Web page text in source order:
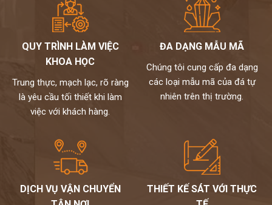
QUY TRÌNH LÀM VIỆC
KHOA HỌC
Trung thực, mạch lạc, rõ ràng
là yêu cầu tối thiết khi làm
việc với khách hàng.
ĐA DẠNG MẪU MÃ
Chúng tôi cung cấp đa dạng
các loại mẫu mã của đá tự
nhiên trên thị trường.
DỊCH VỤ VẬN CHUYỂN
THIẾT KẾ SÁT VỚI THỰC